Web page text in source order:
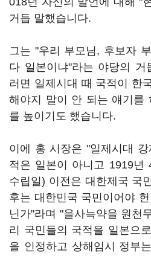
거듭 말했습니다.
그는 "우리 부모님, 후보자
다 일본이냐"라는 야당의
러면 일제시대 때 국적이 한
해야지 말이 안 되는 얘기를
를 높이기도 했습니다.
이에 홍 시장은 "일제시대
적은 일본이 아니고 1919년
수립일) 이전은 대한제국 국
후는 대한민국 국민이어야
닌가"라며 "을사늑약을 원천
리 국민들의 국적을 일본으
을 인정하고 상해임시 정부